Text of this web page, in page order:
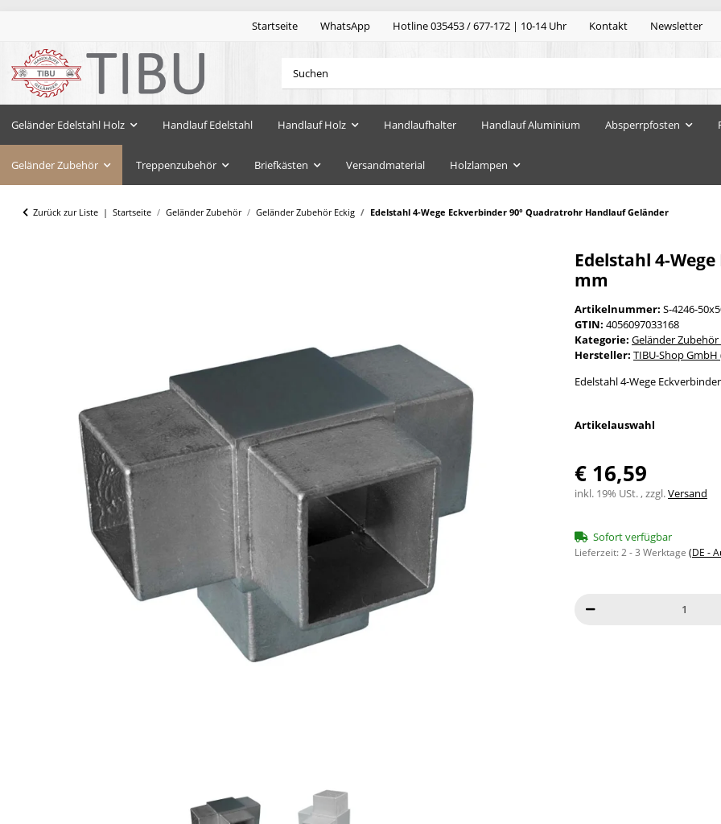
Startseite WhatsApp Hotline 035453 / 677-172 | 10-14 Uhr Kontakt Newsletter
Geländer Edelstahl Holz Handlauf Edelstahl Handlauf Holz Handlaufhalter Handlauf Aluminium Absperrpfosten
Geländer Zubehör Treppenzubehör Briefkästen Versandmaterial Holzlampen
Zurück zur Liste Startseite Geländer Zubehör Geländer Zubehör Eckig Edelstahl 4-Wege Eckverbinder 90° Quadratrohr Handlauf Geländer
Edelstahl 4-
mm
Artikelnummer: S-4246-
GTIN: 4056097033168
Kategorie: Geländer Zubehör
Hersteller: TIBU-Shop
Edelstahl 4-Wege
Artikelauswahl
€ 16,59
inkl. 19% USt. , zzgl.Versand
Sofort verfügbar
Lieferzeit:2 - 3 Werktage (DE -